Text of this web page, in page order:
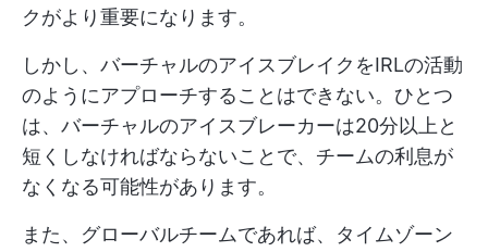
クがより重要になります。
しかし、バーチャルのアイスブレイクをIRLの活動
のようにアプローチすることはできない。ひとつ
は、バーチャルのアイスブレーカーは20分以上と
短くしなければならないことで、チームの利息が
なくなる可能性があります。
また、グローバルチームであれば、タイムゾーン